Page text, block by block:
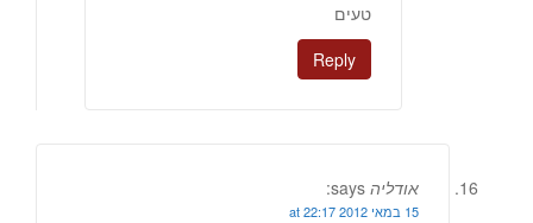
טעים
Reply
אודליה says:
15 במאי 2012 at 22:17